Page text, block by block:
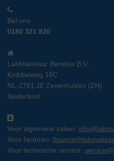
Bel ons
0180 321 820
LabMakelaar Benelux B.V.
Knibbelweg 18C
NL-2761 JE Zevenhuizen (ZH)
Nederland
Voor algemene zaken:
Voor facturen:
Voor technische service: